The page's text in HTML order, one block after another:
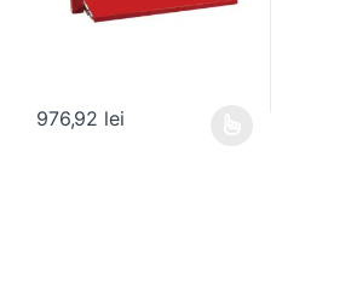
976,92 lei